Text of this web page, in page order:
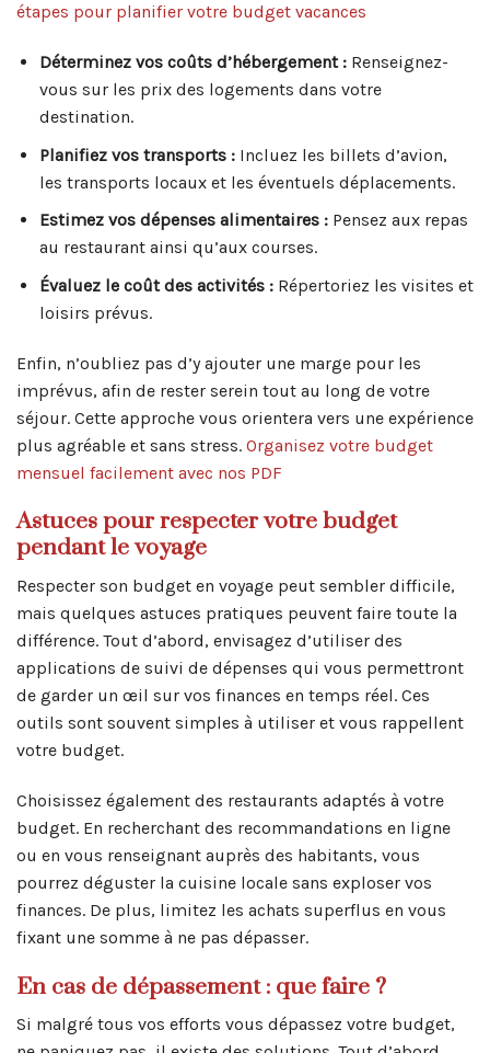
étapes pour planifier votre budget vacances
Déterminez vos coûts d’hébergement :Renseignez-
vous sur les prix des logements dans votre
destination.
Planifiez vos transports :Incluez les billets d’avion,
les transports locaux et les éventuels déplacements.
Estimez vos dépenses alimentaires :Pensez aux repas
au restaurant ainsi qu’aux courses.
Évaluez le coût des activités :Répertoriez les visites et
loisirs prévus.
Enfin, n’oubliez pas d’y ajouter une marge pour les
imprévus, afin de rester serein tout au long de votre
séjour. Cette approche vous orientera vers une expérience
plus agréable et sans stress. Organisez votre budget
mensuel facilement avec nos PDF
Astuces pour respecter votre budget
pendant le voyage
Respecter son budget en voyage peut sembler difficile,
mais quelques astuces pratiques peuvent faire toute la
différence. Tout d’abord, envisagez d’utiliser des
applications de suivi de dépenses qui vous permettront
de garder un œil sur vos finances en temps réel. Ces
outils sont souvent simples à utiliser et vous rappellent
votre budget.
Choisissez également des restaurants adaptés à votre
budget. En recherchant des recommandations en ligne
ou en vous renseignant auprès des habitants, vous
pourrez déguster la cuisine locale sans exploser vos
finances. De plus, limitez les achats superflus en vous
fixant une somme à ne pas dépasser.
En cas de dépassement : que faire ?
Si malgré tous vos efforts vous dépassez votre budget,